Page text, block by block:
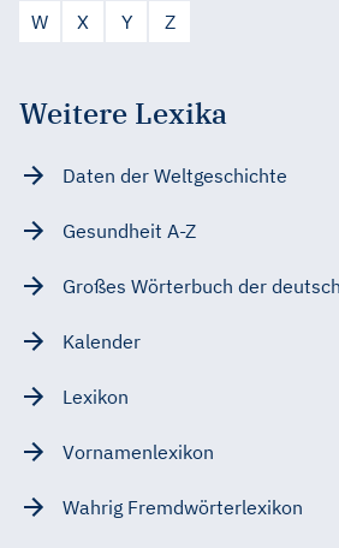
W
X Y Z
Weitere Lexika
Daten der Weltgeschichte
Gesundheit A-Z
Großes Wörterbuch der
Kalender
Lexikon
Vornamenlexikon
Wahrig Fremdwörterlexikon